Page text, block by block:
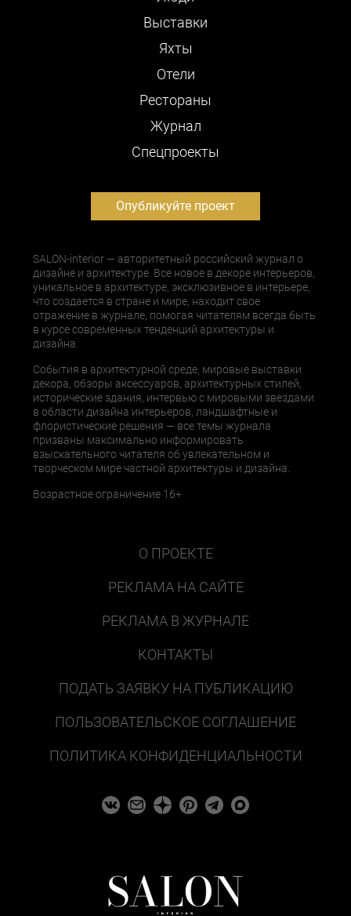
Выставки
Яхты
Отели
Рестораны
Журнал
Cпецпроекты
Опубликуйте проект
SALON-interior — авторитетный российский журнал о
дизайне и архитектуре. Все новое в декоре интерьеров,
уникальное в архитектуре, эксклюзивное в интерьере,
что создается в стране и мире, находит свое
отражение в журнале, помогая читателям всегда быть
в курсе современных тенденций архитектуры и
дизайна.
События в архитектурной среде, мировые выставки
декора, обзоры аксессуаров, архитектурных стилей,
исторические здания, интервью с мировыми звездами
в области дизайна интерьеров, ландшафтные и
флористические решения — все темы журнала
призваны максимально информировать
взыскательного читателя об увлекательном и
творческом мире частной архитектуры и дизайна.
Возрастное ограничение 16+
О ПРОЕКТЕ
РЕКЛАМА НА САЙТЕ
РЕКЛАМА В ЖУРНАЛЕ
КОНТАКТЫ
ПОДАТЬ ЗАЯВКУ НА ПУБЛИКАЦИЮ
ПОЛЬЗОВАТЕЛЬСКОЕ СОГЛАШЕНИЕ
ПОЛИТИКА КОНФИДЕНЦИАЛЬНОСТИ